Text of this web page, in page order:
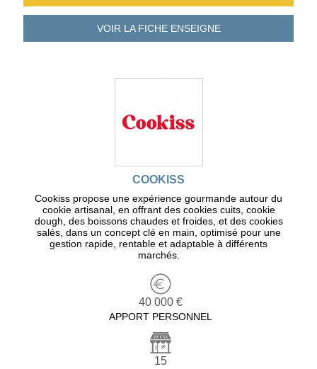
VOIR LA FICHEENSEIGNE
COOKISS
Cookiss propose une expérience gourmande autour du
cookie artisanal, en offrant des cookies cuits, cookie
dough, des boissons chaudes et froides, et des cookies
salés, dans un concept clé en main, optimisé pour une
gestion rapide, rentable et adaptable à différents
marchés.
40 000 €
APPORT PERSONNEL
15